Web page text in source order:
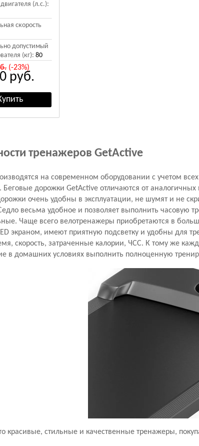
(л.с.):
скорость
допустимый
(кг): 80
(-23%)
руб.
тренажеров GetActive
на современном оборудовании с учетом
Беговые дорожки GetActive отличаются от
очень удобны в эксплуатации, не шумят и не
весьма удобное и позволяет выполнить часовую
Чаще всего велотренажеры приобретаются в
экраном, имеют приятную подсветку и удобны для
скорость, затраченные калории, ЧСС. К тому же
в домашних условиях выполнить полноценную
красивые, стильные и качественные тренажеры,